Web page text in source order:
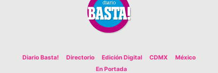
Diario Basta! Directorio Edición Digital CDMX
México
En Portada